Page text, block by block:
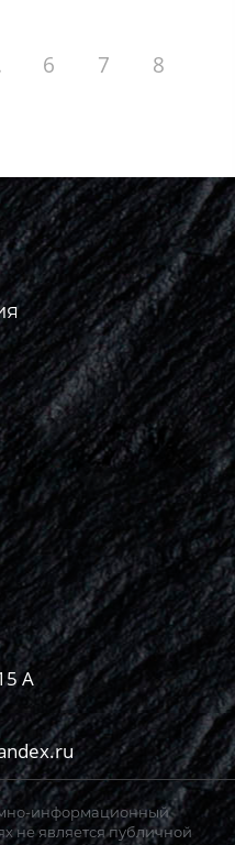
6 7
8
А
информационный
не является публичной